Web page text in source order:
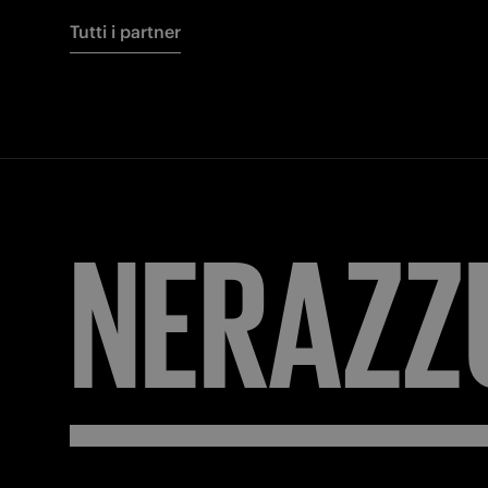
Tutti i partner